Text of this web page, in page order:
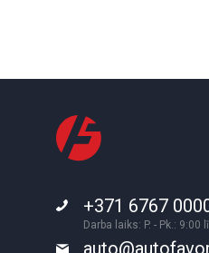
+371 6767
Darba laiks: P. - Pk.: 9:00